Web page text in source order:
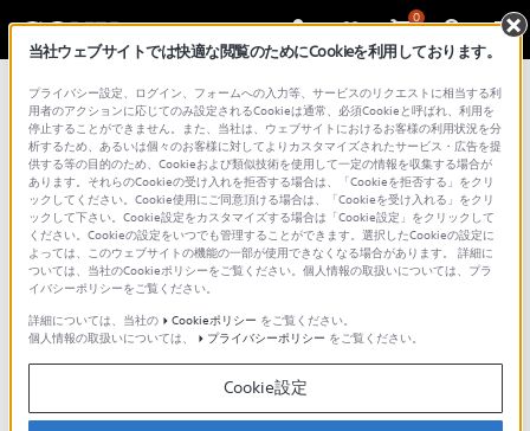
0
INZONE M10S II / INZONE M10S|表示サイズ
を24.5インチに変更する
使いかたガイドTOP
本機は通常の27インチ表示に加え、画面表示を24.5インチに変更可能な24.5イ
ンチモードを搭載しています。
表示サイズを24.5インチに変更する方法
本体背面のジョイスティックの真ん中を押し込むことで、設定画面（OSD：
On-Screen Display）が表示されます。
当社ウェブサイトでは快適な閲覧のためにCookieを利用しております。
プライバシー設定、ログイン、フォームへの入力等、サービスのリクエストに相当する利
用者のアクションに応じてのみ設定されるCookieは通常、必須Cookieと呼ばれ、利用を
停止することができません。また、当社は、ウェブサイトにおけるお客様の利用状況を分
析するため、あるいは個々のお客様に対してよりカスタマイズされたサービス・広告を提
供する等の目的のため、Cookieおよび類似技術を使用して一定の情報を収集する場合が
あります。それらのCookieの受け入れを拒否する場合は、「Cookieを拒否する」をクリ
ックしてください。Cookie使用にご同意頂ける場合は、「Cookieを受け入れる」をクリ
ックして下さい。Cookie設定をカスタマイズする場合は「Cookie設定」をクリックして
ください。Cookieの設定をいつでも管理することができます。選択したCookieの設定に
よっては、このウェブサイトの機能の一部が使用できなくなる場合があります。 詳細に
ついては、当社のCookieポリシーをご覧ください。個人情報の取扱いについては、プラ
イバシーポリシーをご覧ください。
詳細については、当社の
Cookieポリシー をご覧ください。
個人情報の取扱いについては、
プライバシーポリシー をご覧ください。
Cookie設定